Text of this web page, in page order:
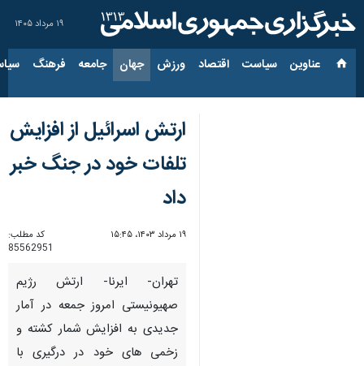
۱۹ مرداد ۱۴۰۵
عناوین‌ سیاست اقتصاد ورزش جهان جامعه فرهنگ
ارتش اسرائیل از افزایش
تلفات خود در جنگ خبر
داد
۱۹ مرداد ۱۴۰۳، ۱۵:۴۵
کد مطلب:
85562951
تهران- ایرنا- ارتش رژیم
صهیونیستی امروز جمعه در آمار
جدیدی به افزایش شمار کشته و
زخمی های خود در درگیری‌ با